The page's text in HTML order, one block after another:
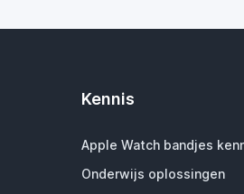
Kennis
Apple Watch bandjes
Onderwijs oplossingen